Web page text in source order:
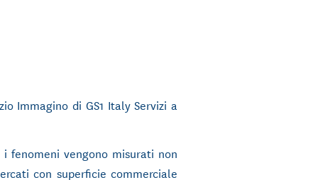
Immagino di GS1 Italy Servizi a
i fenomeni vengono misurati non
con superficie commerciale